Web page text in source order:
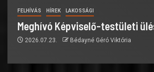
FELHÍVÁS HÍREK LAKOSSÁGI
Meghívó Képviselő-testületi
2026.07.23. Bédayné Géró Viktória